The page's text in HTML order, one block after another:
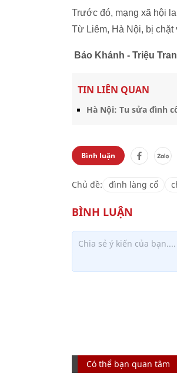
Trước đó, mạng xã hội
Từ Liêm, Hà Nội, bị
Bảo Khánh - Triệu
TIN LIÊN QUAN
Hà Nội: Tu sửa đình
Bình luận
Chủ đề: đình làng cổ
Có thể bạn quan tâm